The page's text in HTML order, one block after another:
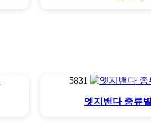
5831
엣지밴다 종류별